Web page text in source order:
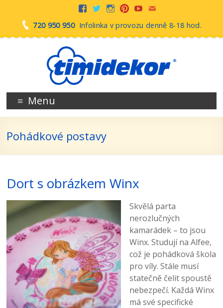
720 950 950 Infolinka v provozu denně 8-18 hod.
Menu
Pohádkové postavy
Dort s obrázkem Winx
Skvělá parta
nerozlučných
kamarádek – to jsou
Winx. Studují na Alfee,
což je pohádková škola
pro víly. Stále musí
statečně čelit spoustě
nebezpečí. Každá Winx
má své specifické